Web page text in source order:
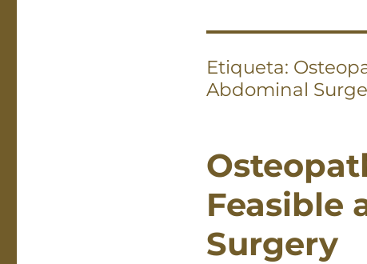
Etiqueta:
Abdominal
Feasible
Surgery